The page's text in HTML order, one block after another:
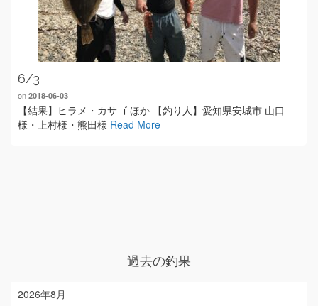
6/3
on 2018-06-03
【結果】ヒラメ・カサゴ ほか 【釣り人】愛知県安城市 山口
様・上村様・熊田様 Read More
過去の釣果
2026年8月